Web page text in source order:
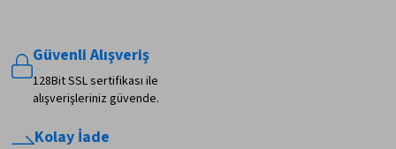
Güvenli Alışveriş
128Bit SSL sertifikası ile
alışverişleriniz güvende.
Kolay İade